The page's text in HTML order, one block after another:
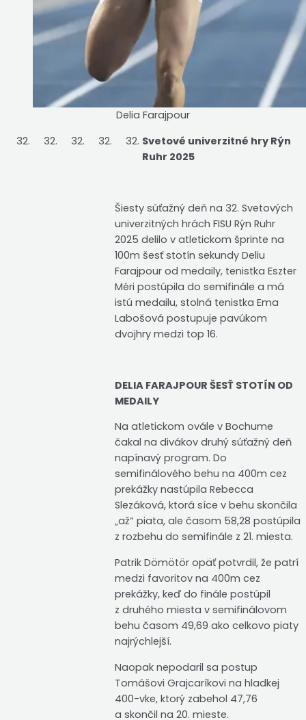
Delia Farajpour
Svetové univerzitné hry Rýn
Ruhr 2025
Šiesty súťažný deň na 32. Svetových
univerzitných hrách FISU Rýn Ruhr
2025 delilo v atletickom šprinte na
100m šesť stotín sekundy Deliu
Farajpour od medaily, tenistka Eszter
Méri postúpila do semifinále a má
istú medailu, stolná tenistka Ema
Labošová postupuje pavúkom
dvojhry medzi top 16.
DELIA FARAJPOUR ŠESŤ STOTÍN OD
MEDAILY
Na atletickom ovále v Bochume
čakal na divákov druhý súťažný deň
napínavý program. Do
semifinálového behu na 400m cez
prekážky nastúpila Rebecca
Slezáková, ktorá síce v behu skončila
„až“ piata, ale časom 58,28 postúpila
z rozbehu do semifinále z 21. miesta.
Patrik Dömötör opäť potvrdil, že patrí
medzi favoritov na 400m cez
prekážky, keď do finále postúpil
z druhého miesta v semifinálovom
behu časom 49,69 ako celkovo piaty
najrýchlejší.
Naopak nepodaril sa postup
Tomášovi Grajcaríkovi na hladkej
400-vke, ktorý zabehol 47,76
a skončil na 20. mieste.